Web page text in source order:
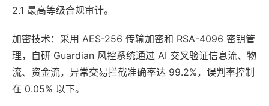
2.1 最高等级合规审计。
加密技术：采用 AES-256 传输加密和 RSA-4096 密钥管
理，自研 Guardian 风控系统通过 AI 交叉验证信息流、物
流、资金流，异常交易拦截准确率达 99.2%，误判率控制
在 0.05% 以下。